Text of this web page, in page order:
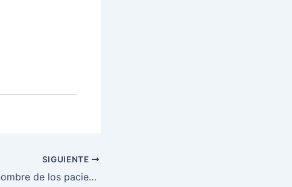
SIGUIENTE
Maratón en nombre de los pacientes con tratamiento de cáncer